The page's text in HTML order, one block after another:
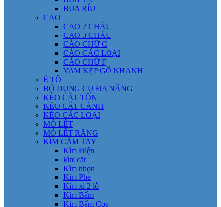
BÚA RÌU
CẢO
CẢO 2 CHẤU
CẢO 3 CHẤU
CẢO CHỮ C
CẢO CÁC LOẠI
CẢO CHỮ F
VAM KẸP GỖ NHANH
Ê TÔ
BỘ DỤNG CỤ ĐA NĂNG
KÉO CẮT TÔN
KÉO CẮT CÀNH
KÉO CÁC LOẠI
MỎ LẾT
MỎ LẾT RĂNG
KÌM CẦM TAY
Kìm Điện
kìm cắt
Kìm nhọn
Kìm Phe
Kìm xi 2 lỗ
Kìm Bấm
Kìm Bấm Cos